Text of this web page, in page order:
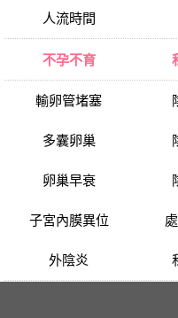
人流時間
不孕不育
輸卵管堵塞
多囊卵巢
卵巢早衰
子宮內膜異位
外陰炎